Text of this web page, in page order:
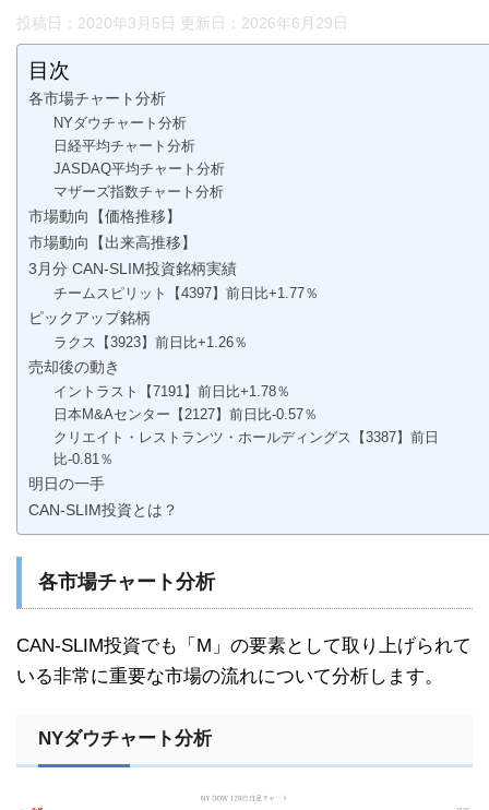
投稿日：2020年3月5日 更新日： 2026年6月29日
目次
各市場チャート分析
NYダウチャート分析
日経平均チャート分析
JASDAQ平均チャート分析
マザーズ指数チャート分析
市場動向【価格推移】
市場動向【出来高推移】
3月分 CAN-SLIM投資銘柄実績
チームスピリット【4397】前日比+1.77％
ピックアップ銘柄
ラクス【3923】前日比+1.26％
売却後の動き
イントラスト【7191】前日比+1.78％
日本M&Aセンター【2127】前日比-0.57％
クリエイト・レストランツ・ホールディングス【3387】前日
比-0.81％
明日の一手
CAN-SLIM投資とは？
各市場チャート分析
CAN-SLIM投資でも「M」の要素として取り上げられて
いる非常に重要な市場の流れについて分析します。
NYダウチャート分析